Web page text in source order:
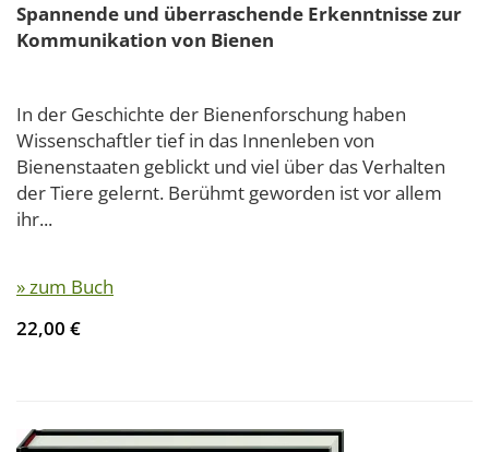
Spannende und überraschende Erkenntnisse zur
Kommunikation von Bienen
In der Geschichte der Bienenforschung haben
Wissenschaftler tief in das Innenleben von
Bienenstaaten geblickt und viel über das Verhalten
der Tiere gelernt. Berühmt geworden ist vor allem
ihr...
» zum Buch
22,00 €